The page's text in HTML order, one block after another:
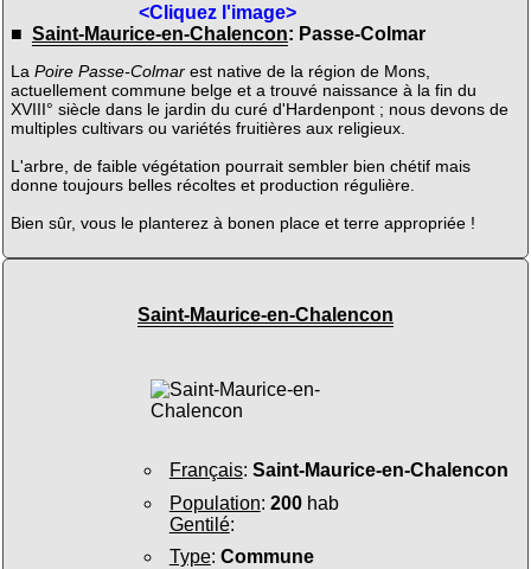
<Cliquez l'image>
■ Saint-Maurice-en-Chalencon: Passe-Colmar
La Poire Passe-Colmarest native de la région de Mons,
actuellement commune belge et a trouvé naissance à la fin du
XVIII° siècle dans le jardin du curé d'Hardenpont ; nous devons de
multiples cultivars ou variétés fruitières aux religieux.
L'arbre, de faible végétation pourrait sembler bien chétif mais
donne toujours belles récoltes et production régulière.
Bien sûr, vous le planterez à bonen place et terre appropriée !
Saint-Maurice-en-Chalencon
Français: Saint-Maurice-en-Chalencon
Population: 200hab
Gentilé:
Type: Commune